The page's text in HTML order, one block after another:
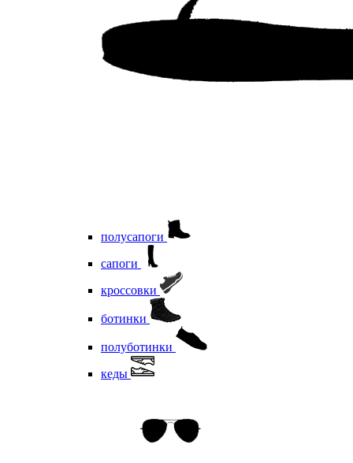
полусапоги
сапоги
кроссовки
ботинки
полуботинки
кеды